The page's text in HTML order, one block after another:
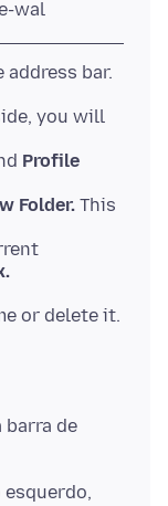
you will
Profile
Folder. This
or delete it.
barra de